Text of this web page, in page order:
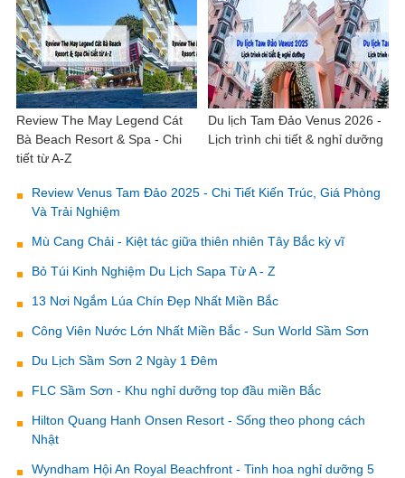
Review The May Legend Cát
Bà Beach Resort & Spa - Chi
tiết từ A-Z
Du lịch Tam Đảo Venus 2026 -
Lịch trình chi tiết & nghỉ dưỡng
Review Venus Tam Đảo 2025 - Chi Tiết Kiến Trúc, Giá Phòng
Và Trải Nghiệm
Mù Cang Chải - Kiệt tác giữa thiên nhiên Tây Bắc kỳ vĩ
Bỏ Túi Kinh Nghiệm Du Lịch Sapa Từ A - Z
13 Nơi Ngắm Lúa Chín Đẹp Nhất Miền Bắc
Công Viên Nước Lớn Nhất Miền Bắc - Sun World Sầm Sơn
Du Lịch Sầm Sơn 2 Ngày 1 Đêm
FLC Sầm Sơn - Khu nghỉ dưỡng top đầu miền Bắc
Hilton Quang Hanh Onsen Resort - Sống theo phong cách
Nhật
Wyndham Hội An Royal Beachfront - Tinh hoa nghỉ dưỡng 5